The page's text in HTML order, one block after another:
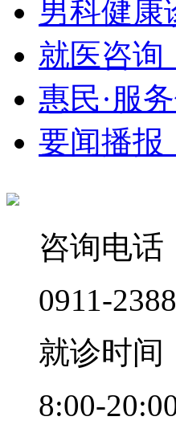
男科健康
就医咨询
惠民·服
要闻播报
咨询电话
0911-
就诊时间
8:00-